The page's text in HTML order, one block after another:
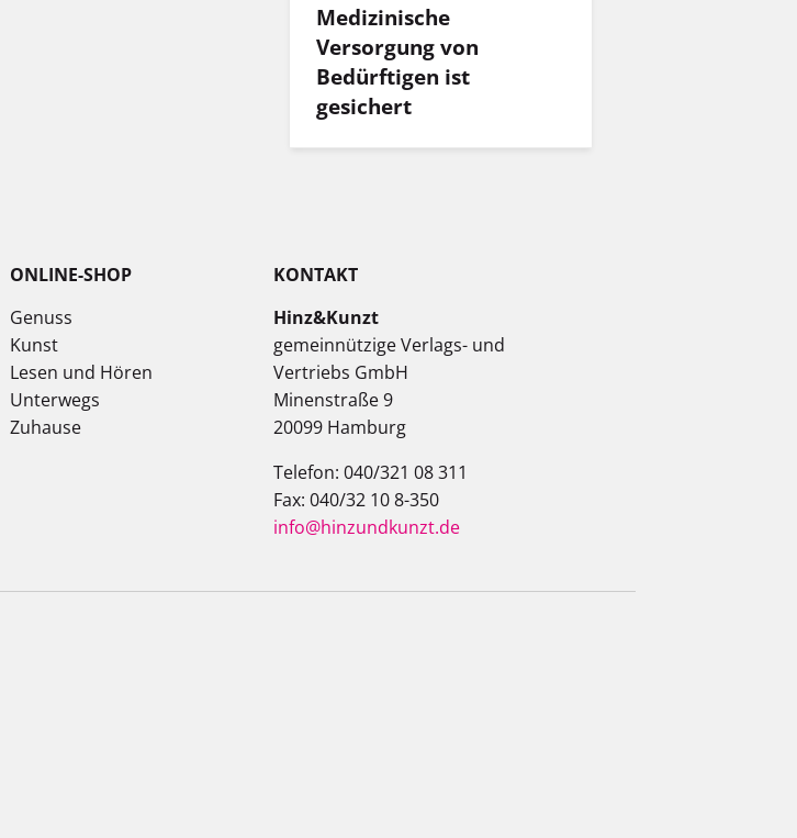
Medizinische
Versorgung von
Bedürftigen ist
gesichert
ONLINE-SHOP
Genuss
Kunst
Lesen und Hören
Unterwegs
Zuhause
KONTAKT
Hinz&Kunzt
gemeinnützige Verlags- und
Vertriebs GmbH
Minenstraße 9
20099 Hamburg
Telefon: 040/321 08 311
Fax: 040/32 10 8-350
info@hinzundkunzt.de